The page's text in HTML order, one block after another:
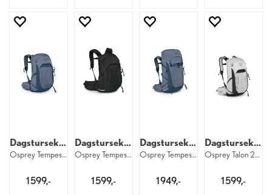
Dagstursekk til dame
Osprey Tempest 22 W 1092
1 599,-
Dagstursekk til dame
Osprey Tempest 22 EF W 1083
1 599,-
Dagstursekk til dame
Osprey Tempest 33 W 1092
1 949,-
Dagstursekk til herre
Osprey Talon 22 M 1083
1 599,-